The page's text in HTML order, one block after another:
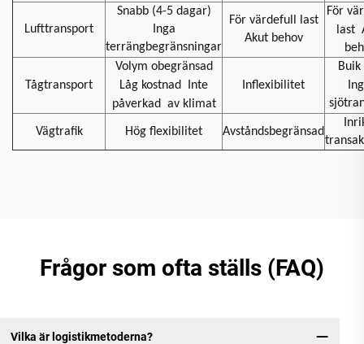
Lufttransport
Snabb (4-5 dagar)
Inga
terrängbegränsningar
För värdefull last
Akut behov
För
last
Tågtransport
Volym obegränsad
Låg kostnad
Inte
påverkad
av klimat
Inflexibilitet
Vägtrafik Hög flexibilitet Avståndsbegränsad
Frågor som ofta ställs (FAQ)
Vilka är logistikmetoderna?